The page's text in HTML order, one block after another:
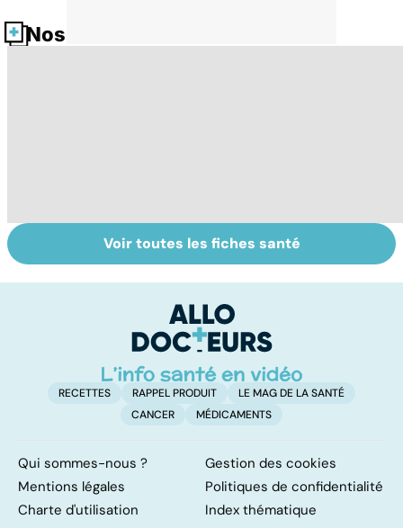
Nos fiches santé
Grossesse et
alcool : quand
Tout savoir sur
les infections
Voir toutes les fiches santé
RECETTES RAPPEL PRODUIT
LE MAG DE LA SANTÉ
CANCER
MÉDICAMENTS
Qui sommes-nous ?
Gestion des cookies
Mentions légales
Politiques de confidentialité
Charte d'utilisation
Index thématique